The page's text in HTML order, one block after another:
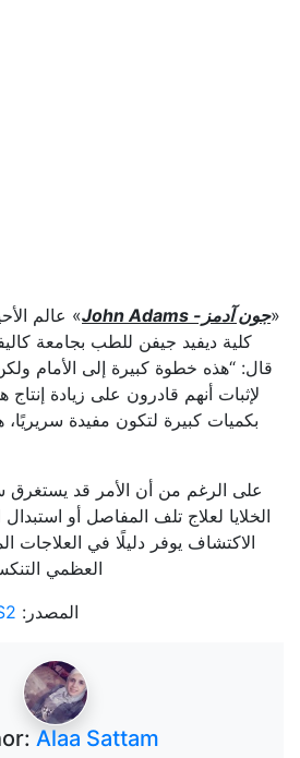
«جون آدمز- John Adams
» عالم
كلية ديفيد جيفن للطب بجامعة
قال: “هذه خطوة كبيرة إلى الأمام
لإثبات أنهم قادرون على زيادة إنتاج
بكميات كبيرة لتكون مفيدة
على الرغم من أن الأمر قد يستغرق
الخلايا لعلاج تلف المفاصل أو
الاكتشاف يوفر دليلًا في العلاجات
العظمي
المصدر:
Alaa Sattam